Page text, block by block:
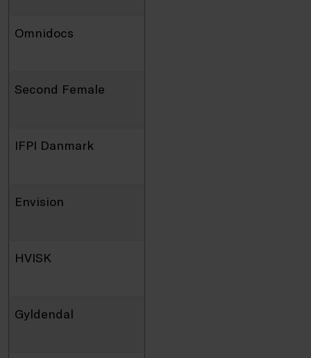
Omnidocs
Second Female
IFPI Danmark
Envision
HVISK
Gyldendal